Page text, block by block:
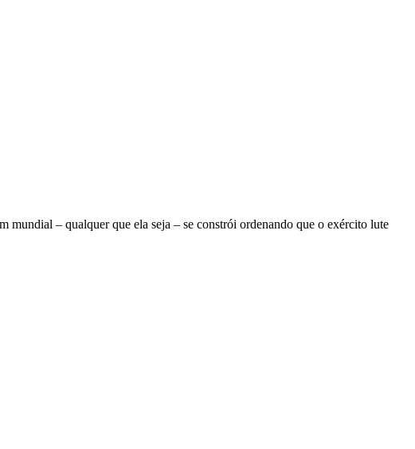
mundial – qualquer que ela seja – se constrói ordenando que o exército lute